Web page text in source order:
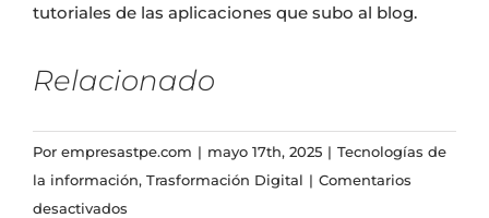
tutoriales de las aplicaciones que subo al blog.
Relacionado
Por empresastpe.com | mayo 17th, 2025 | Tecnologías de
la información, Trasformación Digital | Comentarios
desactivados